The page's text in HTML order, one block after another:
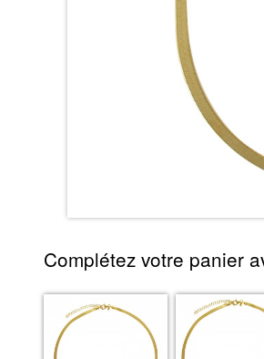
Complétez votre panier